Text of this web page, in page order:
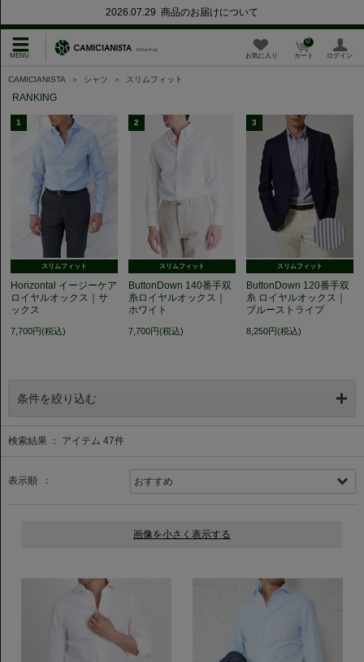
2026.07.29 商品のお届けについて
お気に入り カート
0
ログイン
CAMICIANISTA ＞ シャツ ＞ スリムフィット
RANKING
1
スリムフィット
Horizontal イージーケア
ロイヤルオックス｜サ
ックス
7,700円(税込)
2
スリムフィット
ButtonDown 140番手双
糸ロイヤルオックス｜
ホワイト
7,700円(税込)
3
スリムフィット
ButtonDown 120番手双
糸 ロイヤルオックス｜
ブルーストライプ
8,250円(税込)
条件を絞り込む
検索結果 ： アイテム 47件
表示順 ：